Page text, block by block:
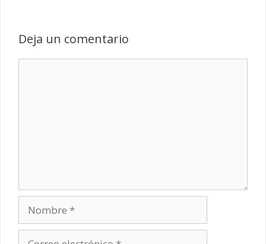
Deja un comentario